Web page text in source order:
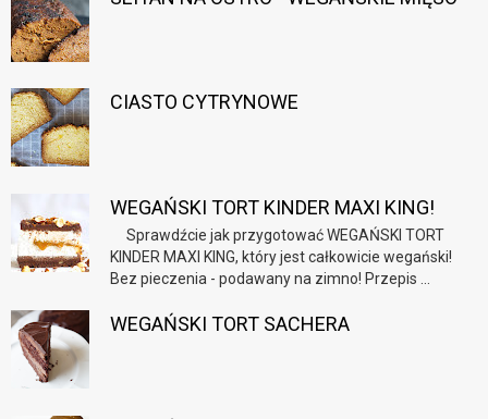
CIASTO CYTRYNOWE
WEGAŃSKI TORT KINDER MAXI KING!
Sprawdźcie jak przygotować WEGAŃSKI TORT
KINDER MAXI KING, który jest całkowicie wegański!
Bez pieczenia - podawany na zimno! Przepis ...
WEGAŃSKI TORT SACHERA